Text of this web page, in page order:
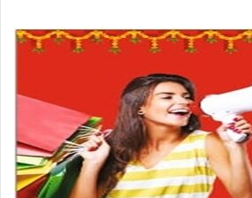
at
A
p
p
c
o
o
k
itt
er
ai
l
ar
e